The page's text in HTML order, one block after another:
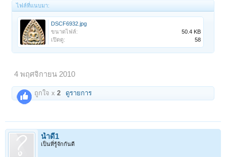
ไฟล์ที่แนบมา:
DSCF6932.jpg
ขนาดไฟล์:
50.4 KB
เปิดดู:
58
4 พฤศจิกายน 2010
ถูกใจ x2 ดูรายการ
น้ำดี1
เป็นที่รู้จักกันดี